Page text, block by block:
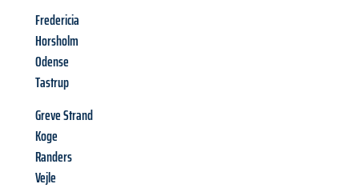
Fredericia
Horsholm
Odense
Tastrup
Greve Strand
Koge
Randers
Vejle